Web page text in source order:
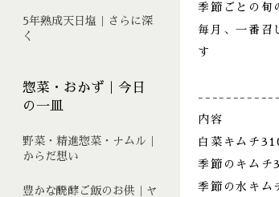
5年熟成天日塩｜さらに深
く
惣菜・おかず｜今日
の一皿
野菜・精進惣菜・ナムル｜
からだ想い
豊かな醗酵ご飯のお供｜ヤ
季節ごとの旬
毎月、一番召
す
内容
白菜キムチ
季節のキムチ
季節の水キム